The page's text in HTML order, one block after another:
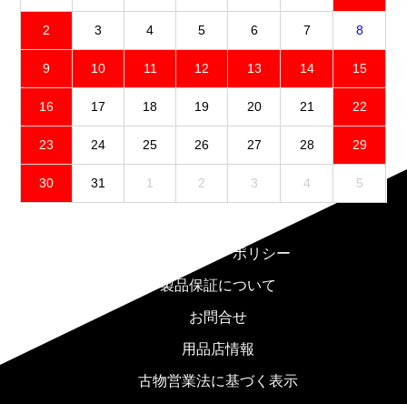
2 3 4 5 6 7 8
9 10 11 12 13 14 15
16 17 18 19 20 21 22
23 24 25 26 27 28 29
30 31 1 2 3 4 5
プライバシーポリシー
製品保証について
お問合せ
用品店情報
古物営業法に基づく表示